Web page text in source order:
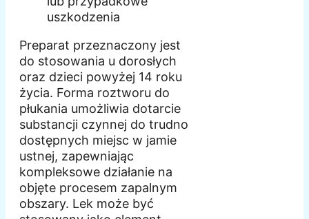
uszkodzenia
Preparat przeznaczony jest
do stosowania u dorosłych
oraz dzieci powyżej 14 roku
życia. Forma roztworu do
płukania umożliwia dotarcie
substancji czynnej do trudno
dostępnych miejsc w jamie
ustnej, zapewniając
kompleksowe działanie na
objęte procesem zapalnym
obszary. Lek może być